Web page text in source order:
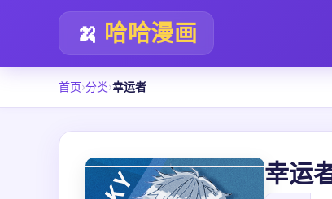
🍌 哈哈漫画
首页›分类›幸运者
幸运